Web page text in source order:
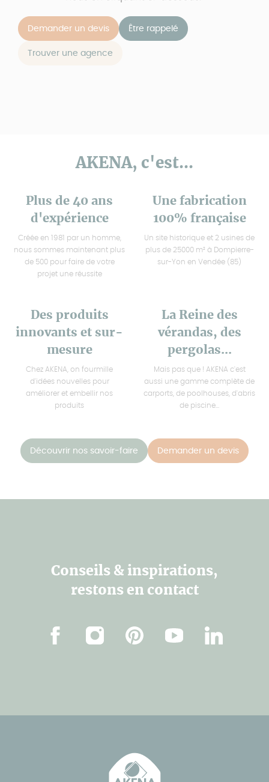
Demander un devis Être rappelé
Trouver une agence
AKENA, c'est...
Plus de 40 ans
d'expérience
Créée en 1981 par un homme,
nous sommes maintenant plus
de 500 pour faire de votre
projet une réussite
Une fabrication
100% française
Un site historique et 2 usines de
plus de 25000 m² à Dompierre-
sur-Yon en Vendée (85)
Des produits
innovants et sur-
mesure
Chez AKENA, on fourmille
d'idées nouvelles pour
améliorer et embellir nos
produits
La Reine des
vérandas, des
pergolas...
Mais pas que ! AKENA c'est
aussi une gamme complète de
carports, de poolhouses, d'abris
de piscine...
Découvrir nos savoir-faire Demander un devis
Conseils & inspirations,
restons en contact
FacebookInstagramPinterestYoutubeLinkedin